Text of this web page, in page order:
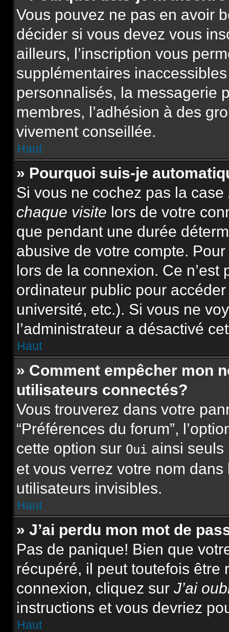
Vous pouvez ne pas en avoir
décider si vous devez vous
ailleurs, l’inscription vous
supplémentaires
personnalisés, la messagerie
membres, l’adhésion à des
vivement conseillée.
Haut
» Pourquoi suis-je
Si vous ne cochez pas la case
chaque visite lors de votre
que pendant une durée
abusive de votre compte.
lors de la connexion. Ce
ordinateur public pour
université, etc.). Si vous ne
l’administrateur a désactivé
Haut
» Comment empêcher mon
utilisateurs connectés?
Vous trouverez dans votre
“Préférences du forum”,
cette option sur Oui ainsi seuls
et vous verrez votre nom
utilisateurs invisibles.
Haut
» J’ai perdu mon mot de
Pas de panique! Bien que
récupéré, il peut toutefois
connexion, cliquez sur J’ai
instructions et vous devriez
Haut